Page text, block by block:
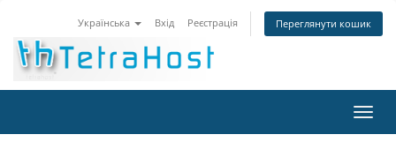
Українська Вхід Реєстрація Переглянути кошик